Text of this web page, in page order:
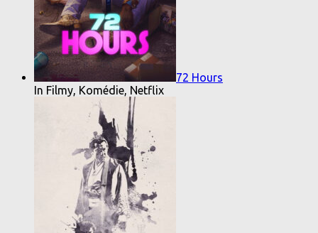
72 Hours
In Filmy, Komédie, Netflix